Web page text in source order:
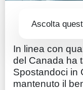
Ascolta
In linea con
del Canada ha
Spostandoci in
mantenuto il